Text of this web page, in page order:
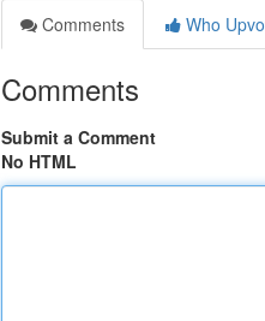
Comments
Who
Comments
Submit a Comment
No HTML